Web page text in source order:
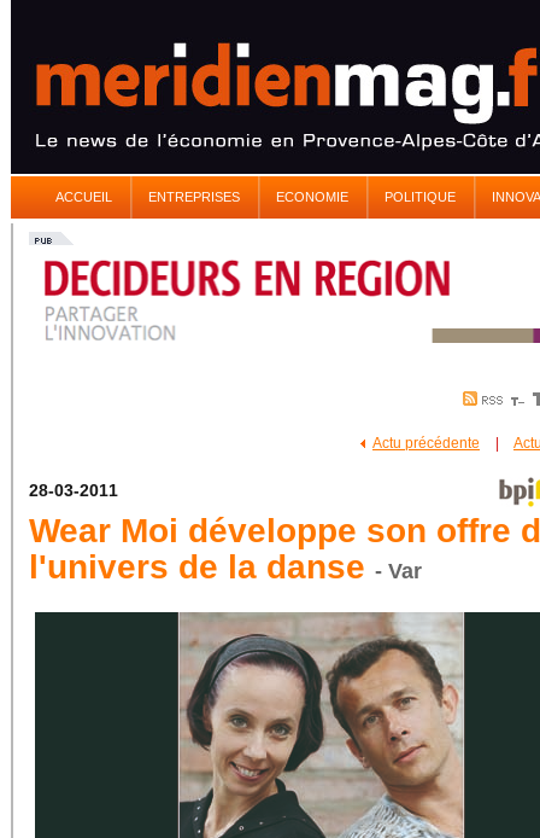
ACCUEIL ENTREPRISES ECONOMIE POLITIQUE
Actu précédente
28-03-2011
Wear Moi développe son offre
l'univers de la danse - Var